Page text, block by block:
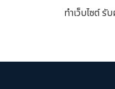
ทำเว็บไซต์ รั